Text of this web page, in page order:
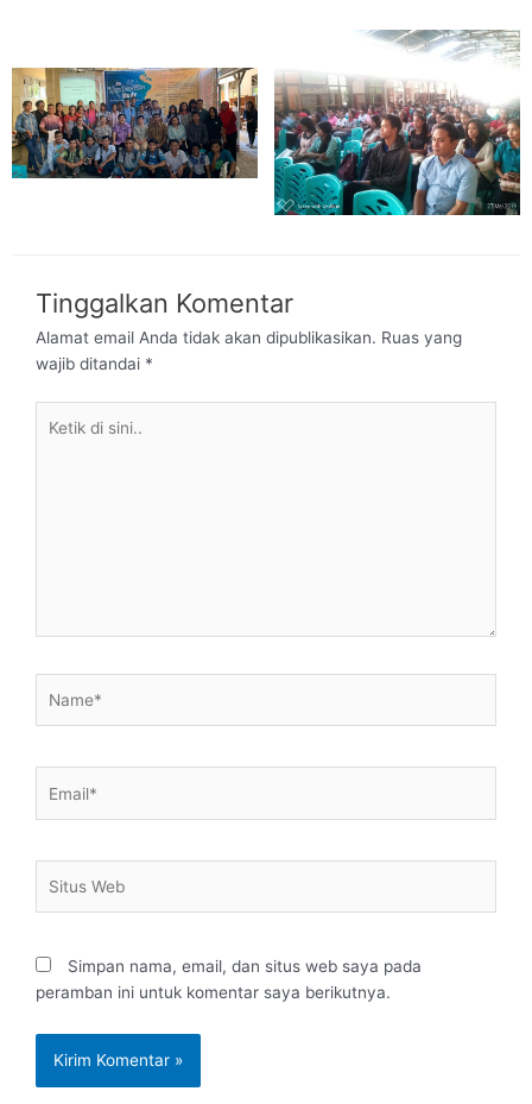
Tinggalkan Komentar
Alamat email Anda tidak akan dipublikasikan. Ruas yang
wajib ditandai *
Web
Simpan nama, email, dan situs web saya pada
peramban ini untuk komentar saya berikutnya.